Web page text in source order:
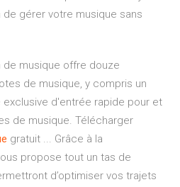
de gérer votre musique sans
musique offre douze
de musique, y compris un
exclusive d'entrée rapide pour et
de musique. Télécharger
gratuit ... Grâce à la
propose tout un tas de
d’optimiser vos trajets